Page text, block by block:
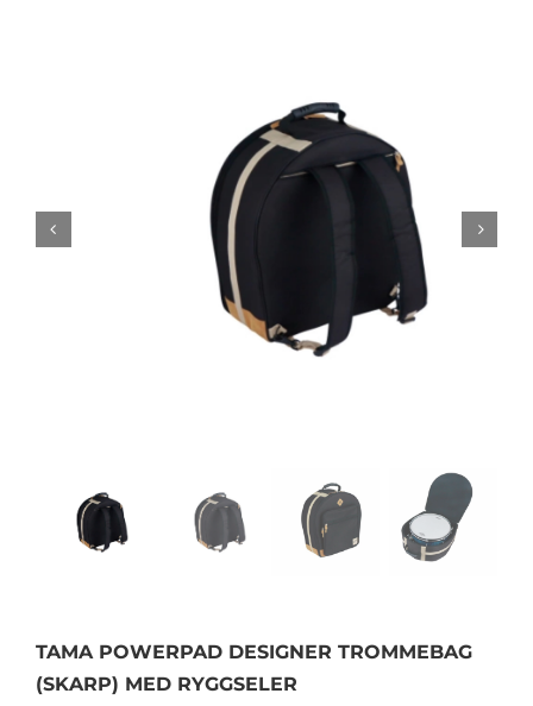
Stativer og lys
TAMA POWERPAD DESIGNER TROMMEBAG
(SKARP) MED RYGGSELER